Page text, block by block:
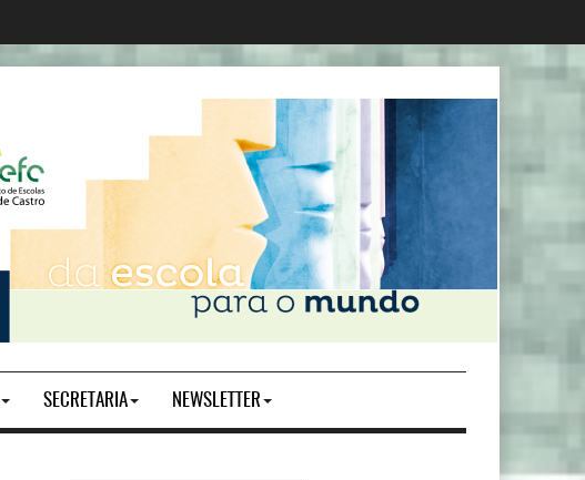
SECRETARIA NEWSLETTER